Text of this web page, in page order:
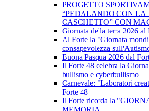
PROGETTO
“PEDALANDO CON LA
CASCHETTO” CON
Giornata della terra 2026 al
Al Forte la "Giornata
consapevolezza
Buona Pasqua 2026 dal
Il Forte 48 celebra la
bullismo e cyberbullismo
Carnevale: "Laboratori
Forte 48
Il Forte ricorda la